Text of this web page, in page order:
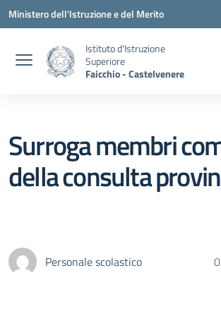
Vai ai contenuti
Vai al menu di navigazione
Vai al footer
Ministero dell'Istruzione e del Merito
Istituto d'Istruzione
Superiore
Faicchio - Castelvenere
Surroga membri
della consulta
Personale scolastico 0